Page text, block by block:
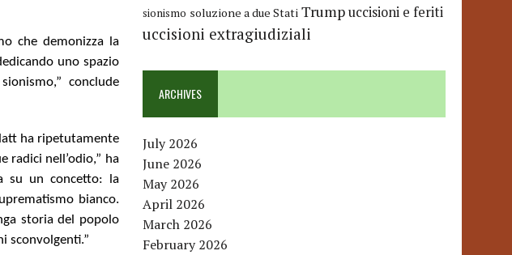
che demonizza la
uno spazio
conclude
ha ripetutamente
radici nell’odio,” ha
su un concetto: la
bianco.
storia del popolo
sconvolgenti.”
sionismo soluzione a due Stati Trumpuccisioni e feriti
uccisioni extragiudiziali
ARCHIVES
July 2026
June 2026
May 2026
April 2026
March 2026
February 2026